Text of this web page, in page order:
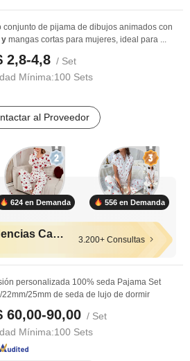
conjunto de pijama de dibujos animados con
y mangas cortas para mujeres, ideal para ...
2,8-4,8 / Set
Mínima:100 Sets
al Proveedor
624 en Demanda 556 en Demanda
Productos de Tendencias Calientes 3.200+ Consultas
personalizada 100% seda Pajama Set
22mm/25mm de seda de lujo de dormir
60,00-90,00 / Set
Mínima:100 Sets